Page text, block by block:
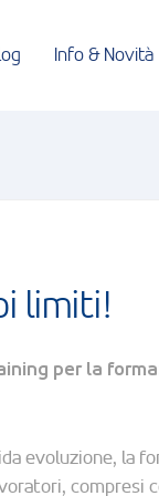
Info & Novità
limiti!
per la
evoluzione, la
compresi